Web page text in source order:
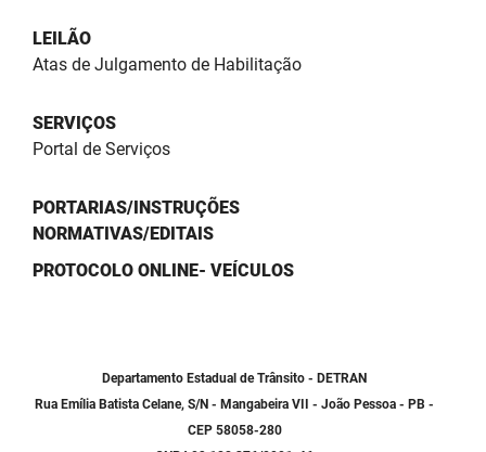
LEILÃO
Atas de Julgamento de Habilitação
SERVIÇOS
Portal de Serviços
PORTARIAS/INSTRUÇÕES
NORMATIVAS/EDITAIS
PROTOCOLO ONLINE- VEÍCULOS
Departamento Estadual de Trânsito - DETRAN
Rua Emília Batista Celane, S/N - Mangabeira VII - João Pessoa - PB -
CEP 58058-280